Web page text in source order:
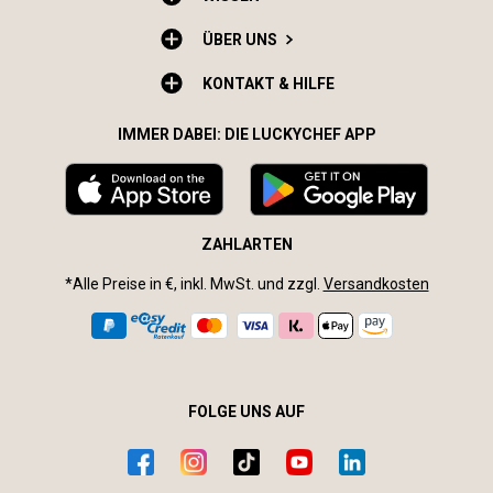
ÜBER UNS
KONTAKT & HILFE
IMMER DABEI: DIE LUCKYCHEF APP
ZAHLARTEN
*Alle Preise in €, inkl. MwSt. und zzgl. Versandkosten
FOLGE UNS AUF